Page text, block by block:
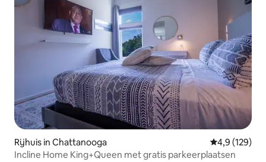
Rijhuis in Chattanooga Gemiddelde
4,9 (129)
Incline Home King+Queen met gratis parkeerplaatsen